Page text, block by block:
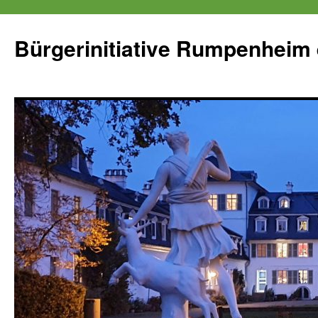
springen
Bürgerinitiative Rumpenheim